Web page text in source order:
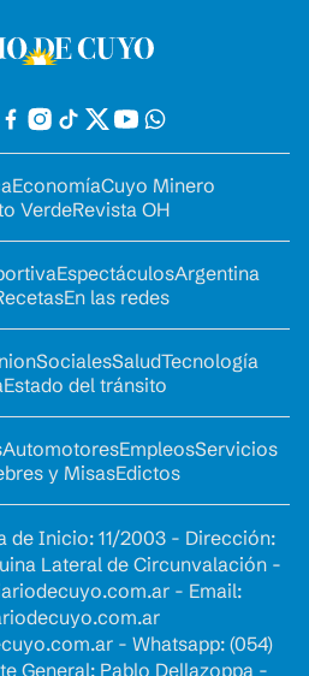
EconomíaCuyo Minero
VerdeRevista OH
EspectáculosArgentina
En las redes
SocialesSaludTecnología
Estado del tránsito
AutomotoresEmpleosServicios
y MisasEdictos
de Inicio: 11/2003 - Dirección:
Lateral de Circunvalación -
- Email:
- Whatsapp: (054)
General: Pablo Dellazoppa -